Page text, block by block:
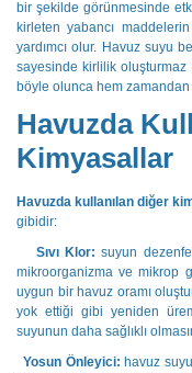
bir şekilde görünmesinde
kirleten yabancı
yardımcı olur. Havuz suyu
sayesinde kirlilik
böyle olunca hem
Havuzda
Kimyasallar
Havuzda kullanılan diğer
gibidir:
Sıvı Klor:suyun
mikroorganizma ve mikrop
uygun bir havuz oramı
yok ettiği gibi yeniden
suyunun daha sağlıklı
Yosun Önleyici: havuz